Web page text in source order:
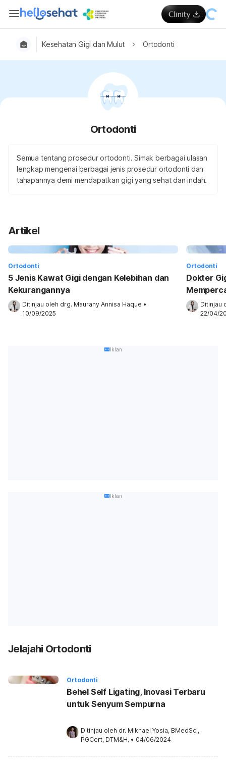
Kesehatan Gigi dan Mulut Ortodonti
Ortodonti
Semua tentang prosedur ortodonti. Simak berbagai ulasan
lengkap mengenai berbagai jenis prosedur ortodonti dan
tahapannya demi mendapatkan gigi yang sehat dan indah.
Artikel
Ortodonti
5 Jenis Kawat Gigi dengan Kelebihan dan
Kekurangannya
Ditinjau oleh drg. Maurany Annisa Haque •
10/09/2025
Ortodonti
Dokter
Ditinjau
22/04/
Iklan
Iklan
Jelajahi Ortodonti
Ortodonti
Behel Self Ligating, Inovasi Terbaru
untuk Senyum Sempurna
Ditinjau oleh dr. Mikhael Yosia, BMedSci,
PGCert, DTM&H. • 04/06/2024